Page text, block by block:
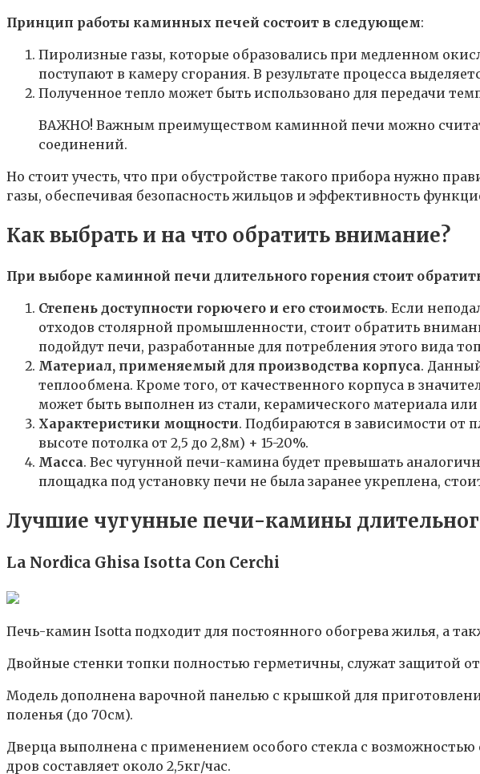
Принцип работы каминных печей состоит в следующем:
Пиролизные газы, которые образовались при медленном
поступают в камеру сгорания. В результате процесса
Полученное тепло может быть использовано для передачи
ВАЖНО! Важным преимуществом каминной печи можно
соединений.
Но стоит учесть, что при обустройстве такого прибора нужно
газы, обеспечивая безопасность жильцов и эффективность
Как выбрать и на что обратить внимание?
При выборе каминной печи длительного горения стоит
Степень доступности горючего и его стоимость. Если
отходов столярной промышленности, стоит обратить
подойдут печи, разработанные для потребления этого вида
Материал, применяемый для производства корпуса.
теплообмена. Кроме того, от качественного корпуса в
может быть выполнен из стали, керамического материала
Характеристики мощности. Подбираются в зависимости от
высоте потолка от 2,5 до 2,8м) + 15-20%.
Масса. Вес чугунной печи-камина будет превышать
площадка под установку печи не была заранее укреплена,
Лучшие чугунные печи-камины
La Nordica Ghisa Isotta Con Cerchi
Печь-камин Isotta подходит для постоянного обогрева жилья, а
Двойные стенки топки полностью герметичны, служат защитой
Модель дополнена варочной панелью с крышкой для
поленья (до 70см).
Дверца выполнена с применением особого стекла с
дров составляет около 2,5кг/час.